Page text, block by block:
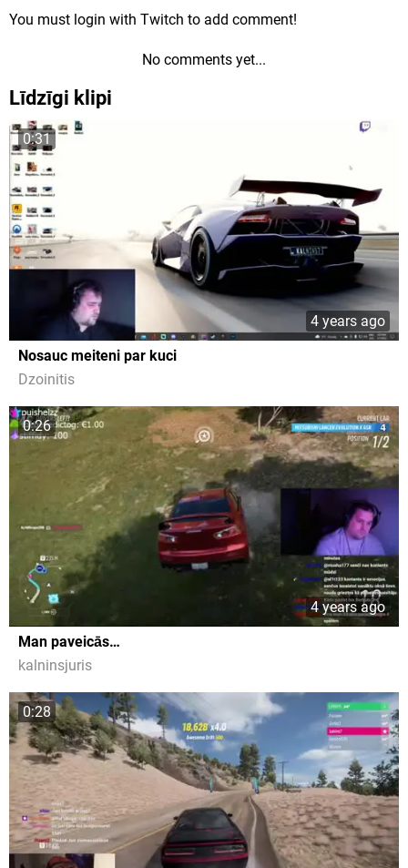
You must login with Twitch to add comment!
No comments yet...
Līdzīgi klipi
0:31
4 years ago
Nosauc meiteni par kuci
Dzoinitis
0:26
4 years ago
Man paveicās…
kalninsjuris
0:28